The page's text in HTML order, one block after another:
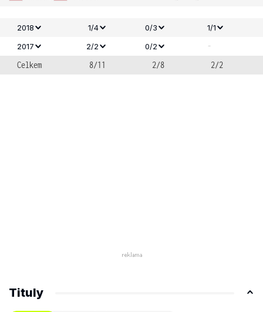
2018 1/4 0/3
1/1
2017
2/2 0/2 -
Celkem 8/11 2/8 2/2
Tituly